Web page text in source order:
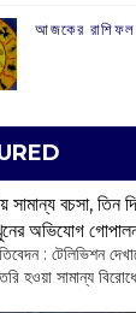
আজকের
সামান্য বচসা,
অভিযোগ
: টেলিভিশন
হওয়া সামান্য